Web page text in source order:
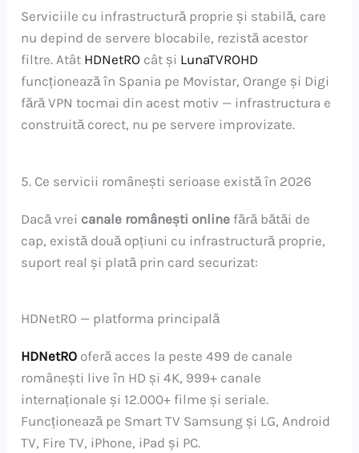
Serviciile cu infrastructură proprie și stabilă, care
nu depind de servere blocabile, rezistă acestor
filtre. Atât HDNetRO cât și LunaTVROHD
funcționează în Spania pe Movistar, Orange și Digi
fără VPN tocmai din acest motiv — infrastructura e
construită corect, nu pe servere improvizate.
5. Ce servicii românești serioase există în 2026
Dacă vrei canale românești online fără bătăi de
cap, există două opțiuni cu infrastructură proprie,
suport real și plată prin card securizat:
HDNetRO — platforma principală
HDNetRO oferă acces la peste 499 de canale
românești live în HD și 4K, 999+ canale
internaționale și 12.000+ filme și seriale.
Funcționează pe Smart TV Samsung și LG, Android
TV, Fire TV, iPhone, iPad și PC.